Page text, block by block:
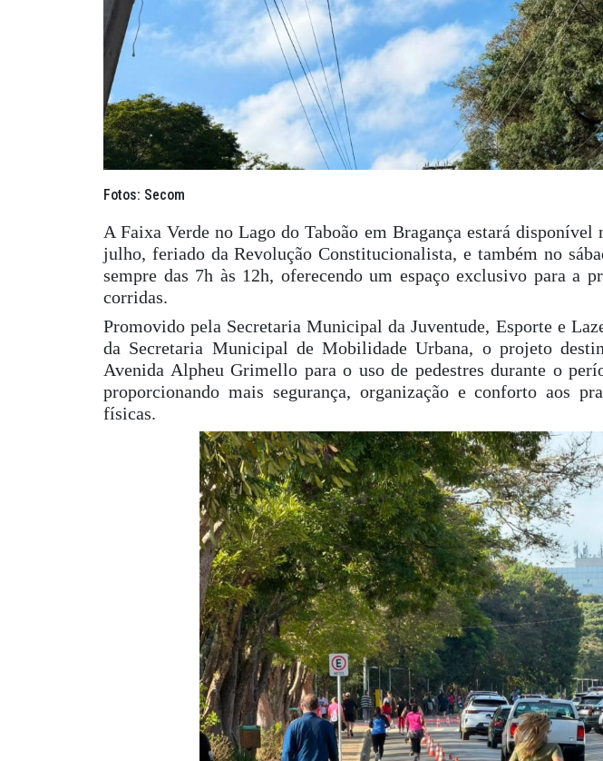
Fotos: Secom
A Faixa Verde no Lago do Taboão em Bragança estará disponível
julho, feriado da Revolução Constitucionalista, e também no
sempre das 7h às 12h, oferecendo um espaço exclusivo para a
corridas.
Promovido pela Secretaria Municipal da Juventude, Esporte e
da Secretaria Municipal de Mobilidade Urbana, o projeto
Avenida Alpheu Grimello para o uso de pedestres durante o
proporcionando mais segurança, organização e conforto aos
físicas.